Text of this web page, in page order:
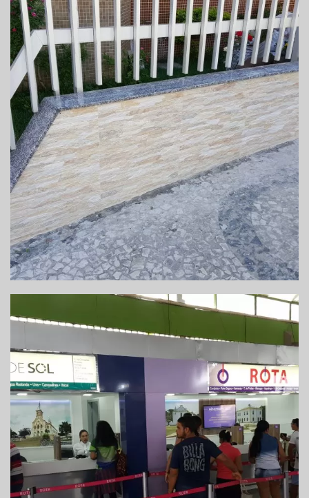
REFORMA DA ENTRADA DO CONDOMÍNIO –
ITABUNA
REFORMA DE GUICHÊ DE VENDAS DE
PASSAGENS – ITABUNA